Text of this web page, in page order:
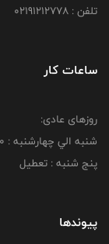
تلفن : 02191212778
ساعات کار
روزهای عادی:
شنبه الي چهارشنبه : 00: 8 لغايت 16:00
پنج شنبه : تعطیل
پیوندها